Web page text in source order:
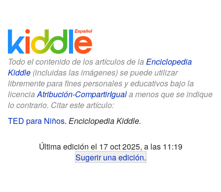
Todo el contenido de los artículos de la Enciclopedia
Kiddle (incluidas las imágenes) se puede utilizar
libremente para fines personales y educativos bajo la
licenciaAtribución-CompartirIguala menos que se indique
lo contrario. Citar este artículo:
TED para Niños. Enciclopedia Kiddle.
Última edición el 17 oct 2025, a las 11:19
Sugerir una edición.